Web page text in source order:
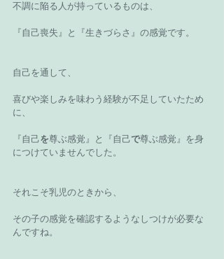
不調に陥る人が持っているものは、
『自己喪失』と『生きづらさ』の感覚です。
自己を通して、
喜びや楽しみを味わう経験が不足していたため
に、
『自己を尊ぶ感覚』と『自己で尊ぶ感覚』を身
につけていませんでした。
それこそ乳児のときから、
その子の感覚を確認するようなしつけが必要な
んですね。